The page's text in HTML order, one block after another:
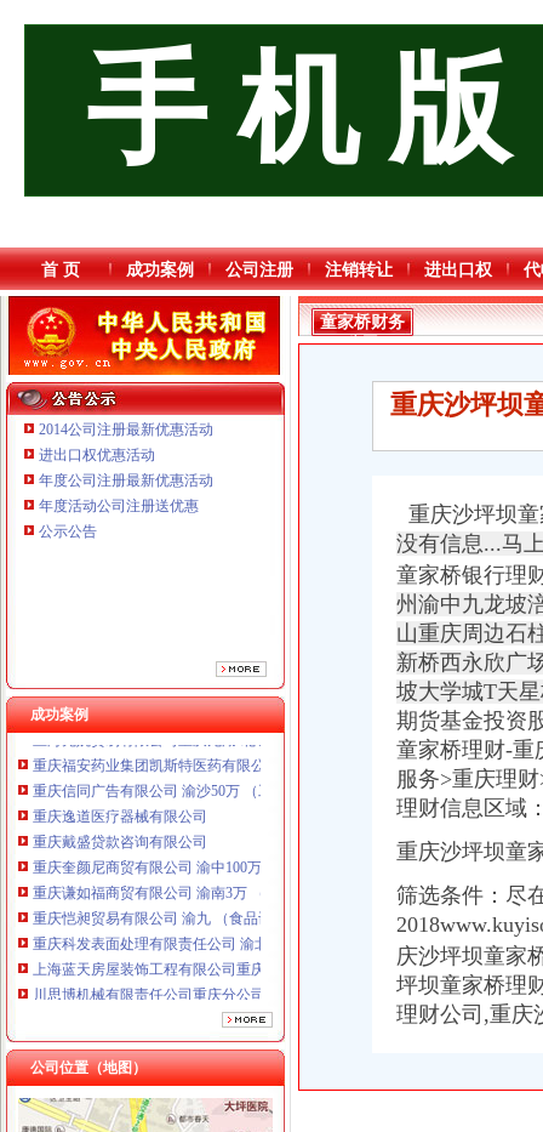
手 机 版
首 页 成功案例 公司注册 注销转让 进出口权
2014公司注册最新优惠活动
进出口权优惠活动
年度公司注册最新优惠活动
年度活动公司注册送优惠
公示公告
成功案例
重庆信同广告有限公司 渝沙50万 （工商注册）
重庆逸道医疗器械有限公司
重庆戴盛贷款咨询有限公司
上海蓝天房屋装饰工程有限公司重庆分公司 渝北 （工商注册）
川思博机械有限责任公司重庆分公司 渝江 （工商注册）
上海兆妩贸易有限公司重庆龙湖·北城天街分公司 （工商注册）
重庆福安药业集团凯斯特医药有限公司 渝新100万 （进出口权）
重庆信同广告有限公司 渝沙50万 （工商注册）
重庆逸道医疗器械有限公司
重庆戴盛贷款咨询有限公司
重庆奎颜尼商贸有限公司 渝中100万 （工商注册）
重庆谦如福商贸有限公司 渝南3万 （公司转让）
重庆恺昶贸易有限公司 渝九 （食品许可证）
重庆科发表面处理有限责任公司 渝北800万 （进出口权）
上海蓝天房屋装饰工程有限公司重庆分公司 渝北 （工商注册）
川思博机械有限责任公司重庆分公司 渝江 （工商注册）
上海兆妩贸易有限公司重庆龙湖·北城天街分公司 （工商注册）
重庆福安药业集团凯斯特医药有限公司 渝新100万 （进出口权）
公司位置（地图）
童家桥财务
公司
重庆沙坪坝
重庆沙坪坝
没有信息...马
童家桥银行
州渝中九龙坡
山重庆周边石
新桥西永欣广
坡大学城T天
期货基金投资
童家桥理财-重
服务>重庆理
理财信息区域
重庆沙坪坝童
筛选条件：尽
庆沙坪坝童家
坪坝童家桥理
理财公司,重庆